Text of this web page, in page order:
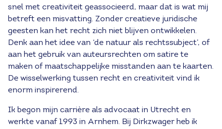
snel met creativiteit geassocieerd, maar dat is wat mij
betreft een misvatting. Zonder creatieve juridische
geesten kan het recht zich niet blijven ontwikkelen.
Denk aan het idee van ‘de natuur als rechtssubject’, of
aan het gebruik van auteursrechten om satire te
maken of maatschappelijke misstanden aan te kaarten.
De wisselwerking tussen recht en creativiteit vind ik
enorm inspirerend.
Ik begon mijn carrière als advocaat in Utrecht en
werkte vanaf 1993 in Arnhem. Bij Dirkzwager heb ik